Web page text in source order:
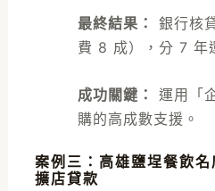
最終結果： 銀行核
費 8 成），分 7 年
成功關鍵：
運用「
購的高成數支援。
案例三：高雄鹽埕餐飲
擴店貸款